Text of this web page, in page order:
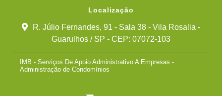
Localização
R. Júlio Fernandes, 91 - Sala 38 - Vila Rosalia -
Guarulhos / SP - CEP: 07072-103
IMB - Serviços De Apoio Administrativo A Empresas -
Administração de Condomínios